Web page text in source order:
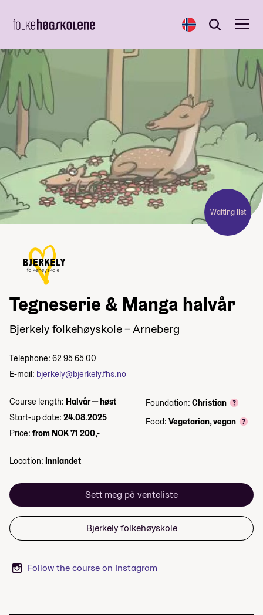
Norsk Search
Search
Waiting list
Tegneserie & Manga halvår
Bjerkely folkehøyskole – Arneberg
Telephone: 62 95 65 00
E-mail: bjerkely@bjerkely.fhs.no
Course length: Halvår — høst
Start-up date: 24.08.2025
Price: from NOK 71 200,-
Foundation: Christian
Food: Vegetarian, vegan
Location: Innlandet
Sett meg på venteliste
Bjerkely folkehøyskole
Follow the course on Instagram